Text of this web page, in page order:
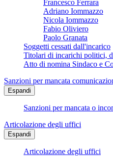
Francesco Ferrara
Adriano Iommazzo
Nicola Iommazzo
Fabio Oliviero
Paolo Granata
Soggetti cessati dall'incarico
Titolari di incarichi politici,
Atto di nomina Sindaco e
Sanzioni per mancata
Espandi
Sanzioni per mancata o
Articolazione degli uffici
Espandi
Articolazione degli uffici